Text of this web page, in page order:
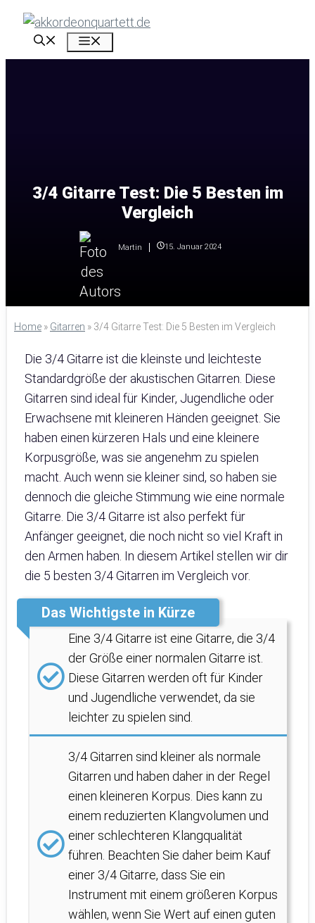
Zum
Inhalt
3/4 Gitarre Test: Die 5 Besten im
Vergleich
Martin 15. Januar 2024
Home » Gitarren » 3/4 Gitarre Test: Die 5 Besten im Vergleich
Die 3/4 Gitarre ist die kleinste und leichteste
Standardgröße der akustischen Gitarren. Diese
Gitarren sind ideal für Kinder, Jugendliche oder
Erwachsene mit kleineren Händen geeignet. Sie
haben einen kürzeren Hals und eine kleinere
Korpusgröße, was sie angenehm zu spielen
macht. Auch wenn sie kleiner sind, so haben sie
dennoch die gleiche Stimmung wie eine normale
Gitarre. Die 3/4 Gitarre ist also perfekt für
Anfänger geeignet, die noch nicht so viel Kraft in
den Armen haben. In diesem Artikel stellen wir dir
die 5 besten 3/4 Gitarren im Vergleich vor.
Das Wichtigste in Kürze
Eine 3/4 Gitarre ist eine Gitarre, die 3/4
der Größe einer normalen Gitarre ist.
Diese Gitarren werden oft für Kinder
und Jugendliche verwendet, da sie
leichter zu spielen sind.
3/4 Gitarren sind kleiner als normale
Gitarren und haben daher in der Regel
einen kleineren Korpus. Dies kann zu
einem reduzierten Klangvolumen und
einer schlechteren Klangqualität
führen. Beachten Sie daher beim Kauf
einer 3/4 Gitarre, dass Sie ein
Instrument mit einem größeren Korpus
wählen, wenn Sie Wert auf einen guten